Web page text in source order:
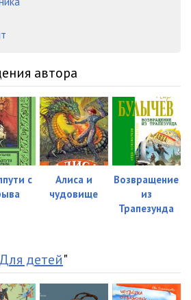
автора
с
Алиса и
чудовище
Возвращение
из
Трапезунда
Для детей"